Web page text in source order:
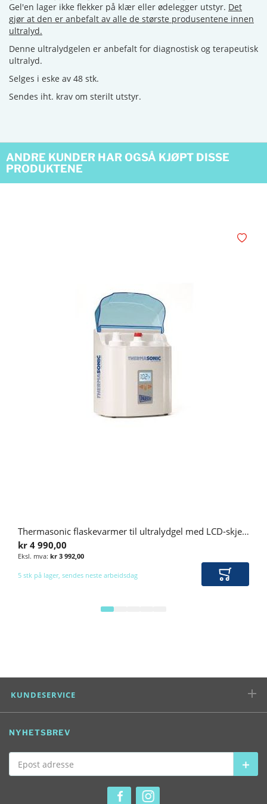
Gel'en lager ikke flekker på klær eller ødelegger utstyr. Det
gjør at den er anbefalt av alle de største produsentene innen
ultralyd.
Denne ultralydgelen er anbefalt for diagnostisk og terapeutisk
ultralyd.
Selges i eske av 48 stk.
Sendes iht. krav om sterilt utstyr.
ANDRE KUNDER HAR OGSÅ KJØPT DISSE
PRODUKTENE
Thermasonic flaskevarmer til ultralydgel med LCD-skjerm
kr 4 990,00
kr 3 992,00
5 stk på lager, sendes neste arbeidsdag Legg i
Legg i
KUNDESERVICE
NYHETSBREV
Epost adresse
Se vår Facebook kontoSe vår Instagram konto